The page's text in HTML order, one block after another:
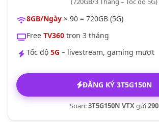
8GB/Ngày × 90 = 720GB (5G)
Free TV360 trọn 3 tháng
Tốc độ 5G – livestream, gaming mượt
ĐĂNG KÝ 3T5G150N
Soạn:3T5G150N VTXgửi290